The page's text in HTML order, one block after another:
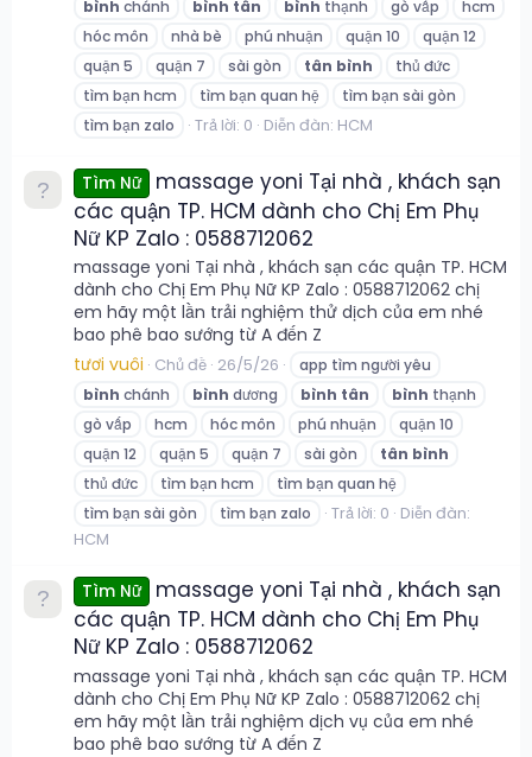
bình chánh bình tân bình thạnh gò vấp
hcm
hóc môn
nhà bè phú nhuận quận 10
quận 12
quận 5
quận 7 sài gòn tân bình
thủ đức
tìm bạn hcm
tìm bạn quan hệ
tìm bạn sài gòn
tìm bạn zalo
Trả lời: 0 Diễn đàn: HCM
Tìm Nữ
massage yoni Tại nhà , khách sạn
các quận TP. HCM dành cho Chị Em Phụ
Nữ KP Zalo : 0588712062
massage yoni Tại nhà , khách sạn các quận TP. HCM
dành cho Chị Em Phụ Nữ KP Zalo : 0588712062 chị
em hãy một lần trải nghiệm thử dịch của em nhé
bao phê bao sướng từ A đến Z
tươi vuôi Chủ đề 26/5/26
app tìm người yêu
bình chánh bình dương bình tân bình thạnh
gò vấp
hcm hóc môn phú nhuận
quận 10
quận 12
quận 5 quận 7 sài gòn tân bình
thủ đức
tìm bạn hcm
tìm bạn quan hệ
tìm bạn sài gòn
tìm bạn zalo Trả lời: 0 Diễn đàn:
HCM
Tìm Nữ
massage yoni Tại nhà , khách sạn
các quận TP. HCM dành cho Chị Em Phụ
Nữ KP Zalo : 0588712062
massage yoni Tại nhà , khách sạn các quận TP. HCM
dành cho Chị Em Phụ Nữ KP Zalo : 0588712062 chị
em hãy một lần trải nghiệm dịch vụ của em nhé
bao phê bao sướng từ A đến Z